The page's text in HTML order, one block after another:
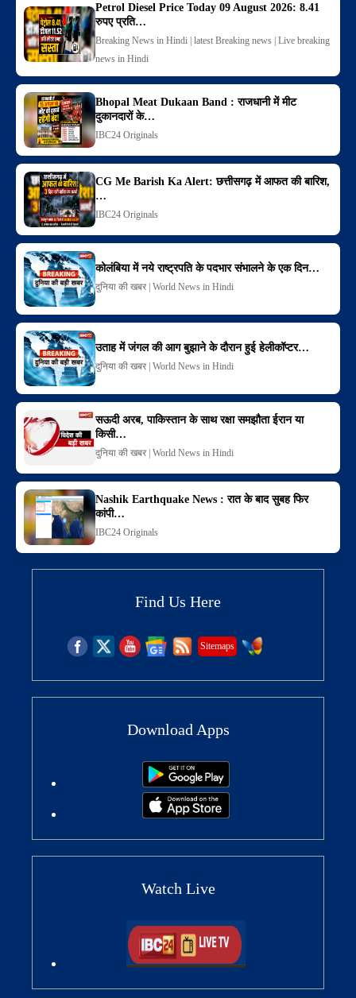
Petrol Diesel Price Today 09 August 2026: 8.41
रुपए प्रति…
Breaking News in Hindi | latest Breaking news | Live breaking
news in Hindi
Bhopal Meat Dukaan Band : राजधानी में मीट
दुकानदारों के…
IBC24 Originals
CG Me Barish Ka Alert: छत्तीसगढ़ में आफत की बारिश,
…
IBC24 Originals
कोलंबिया में नये राष्ट्रपति के पदभार संभालने के एक दिन…
दुनिया की खबर | World News in Hindi
उताह में जंगल की आग बुझाने के दौरान हुई हेलीकॉप्टर…
दुनिया की खबर | World News in Hindi
सऊदी अरब, पाकिस्तान के साथ रक्षा समझौता ईरान या
किसी…
दुनिया की खबर | World News in Hindi
Nashik Earthquake News : रात के बाद सुबह फिर
कांपी…
IBC24 Originals
Find Us Here
Sitemaps
Download Apps
Watch Live